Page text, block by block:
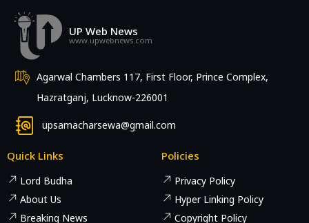
UP Web News
www.upwebnews.com
Agarwal Chambers 117, First Floor, Prince Complex,
Hazratganj, Lucknow-226001
upsamacharsewa@gmail.com
Quick Links
Lord Budha
About Us
Breaking News
Policies
Privacy Policy
Hyper Linking Policy
Copyright Policy